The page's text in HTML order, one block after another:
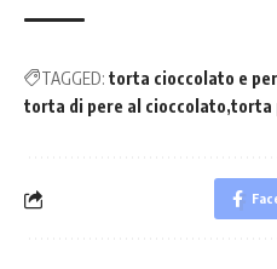
TAGGED: torta cioccolato e
torta di pere al cioccolato torta